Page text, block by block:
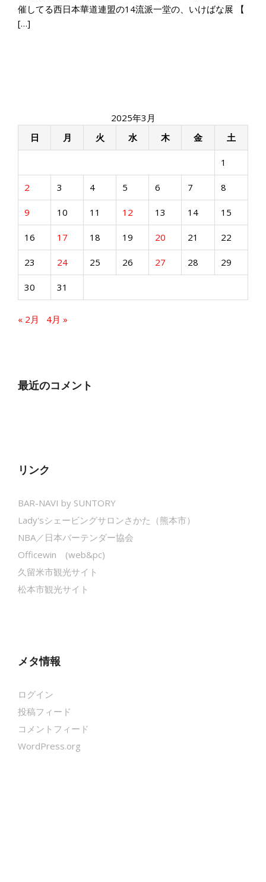
催してる西日本華道連盟の14流派一堂の、いけばな展 【
[…]
2025年3月
日
月 火 水 木 金 土
1
2 3 4 5 6 7 8
9 10 11 12 13 14 15
16 17 18 19 20 21 22
23 24 25 26 27 28 29
30 31
« 2月 4月 »
最近のコメント
リンク
BAR-NAVI by SUNTORY
Lady'sシェービングサロンさかた（熊本市）
NBA／日本バーテンダー協会
Officewin (web&pc)
久留米市観光サイト
松本市観光サイト
メタ情報
ログイン
投稿フィード
コメントフィード
WordPress.org